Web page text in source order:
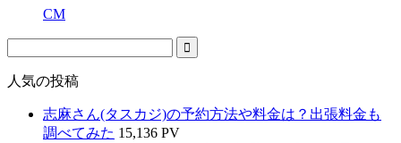
CM
人気の投稿
志麻さん(タスカジ)の予約方法や料金は？出張料金も
調べてみた 15,136 PV